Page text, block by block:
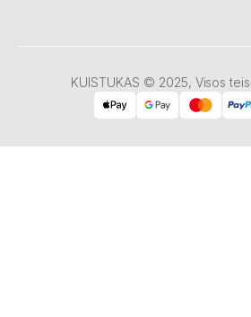
KUISTUKAS © 2025, Visos